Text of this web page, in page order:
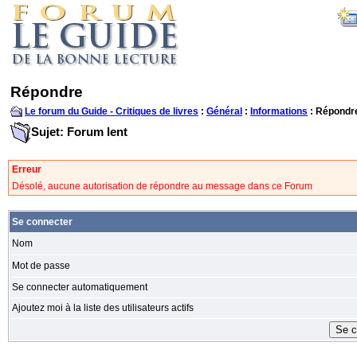
Répondre
Le forum du Guide - Critiques de livres : Général : Informations :
Sujet: Forum lent
Erreur
Désolé, aucune autorisation de répondre au message dans ce Forum
Se connecter
Nom
Mot de passe
Se connecter automatiquement
Ajoutez moi à la liste des utilisateurs actifs